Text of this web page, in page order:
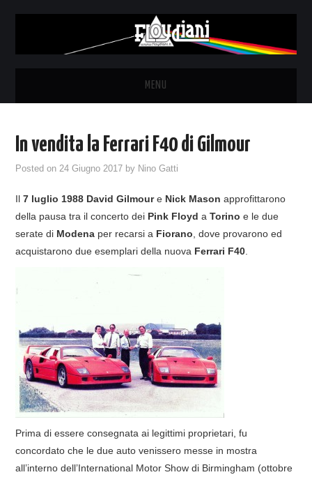
MENU
COVER & TRIBUTI
EVENTI
DISCOGRAFIA
LINKS
In vendita la Ferrari F40 di Gilmour
Posted on24 Giugno 2017 by Nino Gatti
Il7 luglio 1988 David Gilmoure Nick Mason approfittarono
della pausa tra il concerto dei Pink Floyd aTorino e le due
serate di Modena per recarsi a Fiorano , dove provarono ed
acquistarono due esemplari della nuova Ferrari F40
Prima di essere consegnata ai legittimi proprietari, fu
concordato che le due auto venissero messe in mostra
all’interno dell’International Motor Show di Birmingham (ottobre